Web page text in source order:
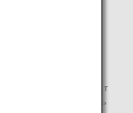
создается с
поддерживает
использовать